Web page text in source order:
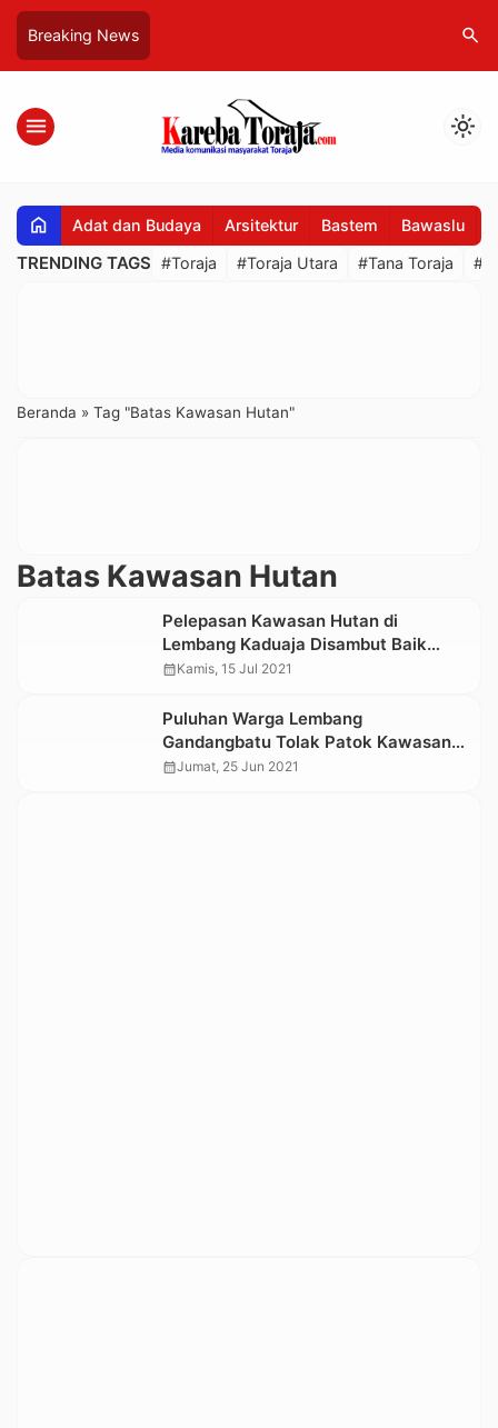
Breaking News search
menu light_mode
home Adat dan Budaya Arsitektur Bastem Bawaslu
TRENDING TAGS #Toraja #Toraja Utara #Tana Toraja
Beranda » Tag "Batas Kawasan Hutan"
Batas Kawasan Hutan
Pelepasan Kawasan Hutan di
Lembang Kaduaja Disambut Baik
Masyarakat
calendar_monthKamis, 15 Jul 2021
Puluhan Warga Lembang
Gandangbatu Tolak Patok Kawasan
Hutan di Dusun Buntu Batu
calendar_monthJumat, 25 Jun 2021